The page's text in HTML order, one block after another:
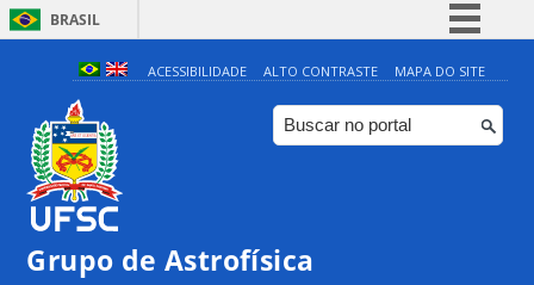
BRASIL
Simplifique!
Comunica BR
Participe
ACESSIBILIDADE ALTO CONTRASTE MAPA DO SITE
Grupo de Astrofísica